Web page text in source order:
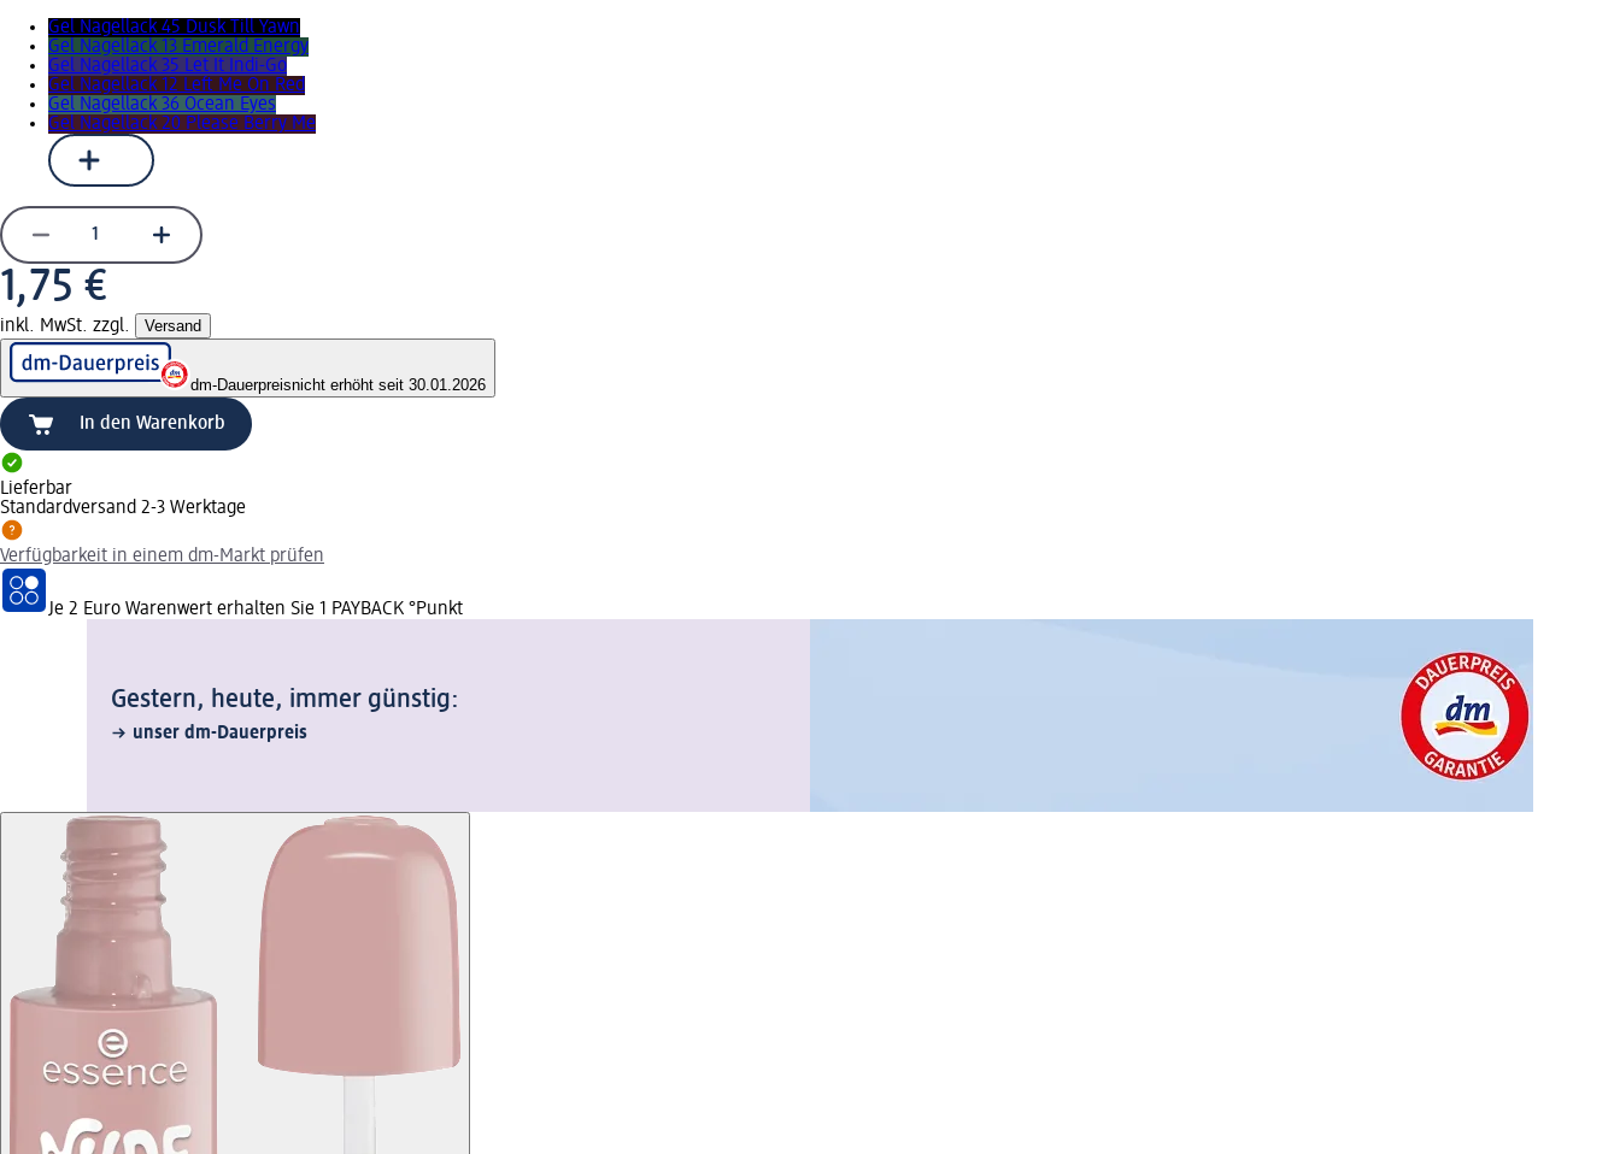
Gel Nagellack 45 Dusk Till Yawn
Gel Nagellack 13 Emerald Energy
Gel Nagellack 35 Let It Indi-Go
Gel Nagellack 12 Left Me On Red
Gel Nagellack 36 Ocean Eyes
Gel Nagellack 20 Please Berry Me
1,75 €
inkl. MwSt. zzgl. Versand
dm-Dauerpreisnicht erhöht seit 30.01.2026
In den Warenkorb
Lieferbar
Standardversand 2-3 Werktage
Verfügbarkeit in einem dm-Markt prüfen
Je 2 Euro Warenwert erhalten Sie 1 PAYBACK °Punkt
Gestern, heute, immer günstig:
unser dm-Dauerpreis